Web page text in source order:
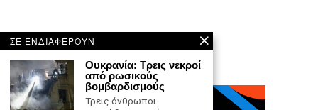
ΣΕ ΕΝΔΙΑΦΕΡΟΥΝ
Ουκρανία: Τρεις νεκροί
από ρωσικούς
βομβαρδισμούς
Τρεις άνθρωποι